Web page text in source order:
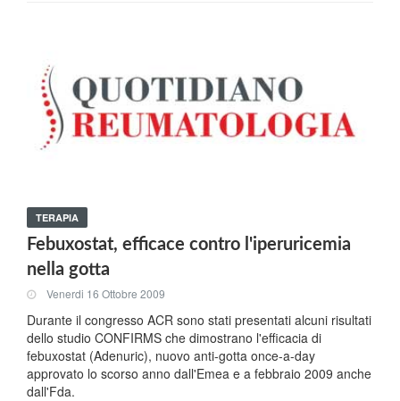
TERAPIA
Febuxostat, efficace contro l'iperuricemia
nella gotta
Venerdi 16 Ottobre 2009
Durante il congresso ACR sono stati presentati alcuni risultati
dello studio CONFIRMS che dimostrano l'efficacia di
febuxostat (Adenuric), nuovo anti-gotta once-a-day
approvato lo scorso anno dall'Emea e a febbraio 2009 anche
dall'Fda.